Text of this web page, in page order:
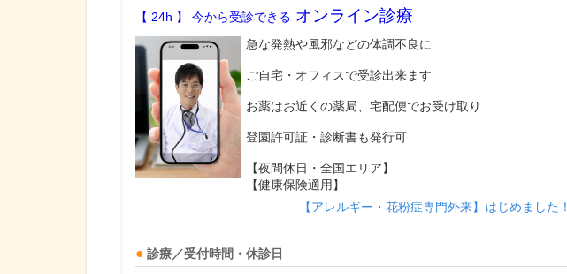
【 24h 】 今から受診できる オンライン診療
急な発熱や風邪などの体調不良に
ご自宅・オフィスで受診出来ます
お薬はお近くの薬局、宅配便でお受け取り
登園許可証・診断書も発行可
【夜間休日・全国エリア】
【健康保険適用】
【アレルギー・花粉症専門外来】はじめました！
診療／受付時間・休診日